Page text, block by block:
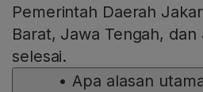
Pemerintah Daerah
Barat, Jawa Tengah,
selesai.
• Apa alasan